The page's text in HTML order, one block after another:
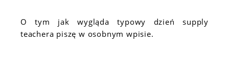
O tym jak wygląda typowy dzień supply
teachera piszę w osobnym wpisie.